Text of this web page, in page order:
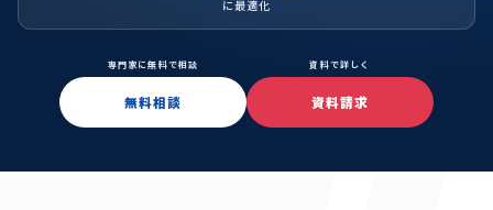
に最適化
専門家に無料で相談
無料相談
資料で詳しく
資料請求